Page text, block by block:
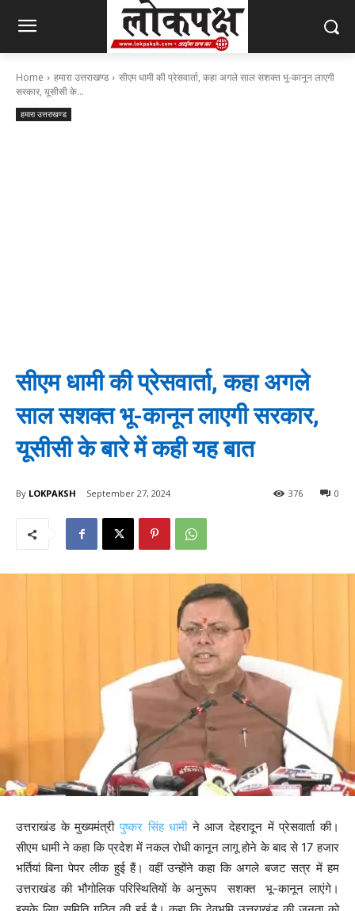
Home हमारा उत्तराखण्ड
सीएम धामी की प्रेसवार्ता, कहा अगले साल सशक्त भू-कानून लाएगी
सरकार, यूसीसी के...
हमारा उत्तराखण्ड
सीएम धामी की प्रेसवार्ता, कहा अगले
साल सशक्त भू-कानून लाएगी सरकार,
यूसीसी के बारे में कही यह बात
By LOKPAKSH September 27, 2024 0
376
उत्तराखंड के मुख्यमंत्रीपुष्कर सिंह धामीने आज देहरादून में प्रेसवार्ता की।
सीएम धामी ने कहा कि प्रदेश में नकल रोधी कानून लागू होने के बाद से 17 हजार
भर्तियां बिना पेपर लीक हुई हैं। वहीं उन्होंने कहा कि अगले बजट सत्र में हम
उत्तराखंड की भौगोलिक परिस्थितियों के अनुरूप सशक्त भू-कानून लाएंगे।